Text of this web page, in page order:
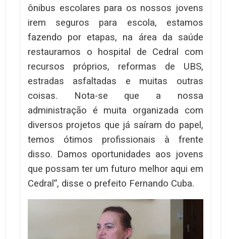
ônibus escolares para os nossos jovens
irem seguros para escola, estamos
fazendo por etapas, na área da saúde
restauramos o hospital de Cedral com
recursos próprios, reformas de UBS,
estradas asfaltadas e muitas outras
coisas. Nota-se que a nossa
administração é muita organizada com
diversos projetos que já saíram do papel,
temos ótimos profissionais à frente
disso. Damos oportunidades aos jovens
que possam ter um futuro melhor aqui em
Cedral”, disse o prefeito Fernando Cuba.